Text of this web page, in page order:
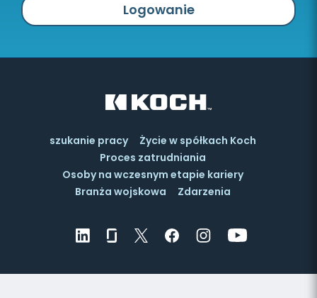
Logowanie
szukanie pracy
Życie w spółkach Koch
Proces zatrudniania
Osoby na wczesnym etapie kariery
Branża wojskowa
Zdarzenia